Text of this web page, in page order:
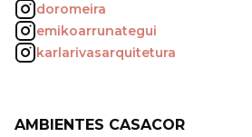
doromeira
emikoarrunategui
karlarivasarquitetura
AMBIENTES CASACOR